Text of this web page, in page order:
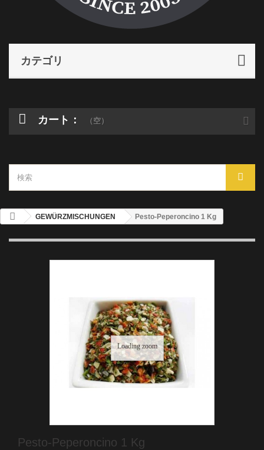
カテゴリ
カート： （空）
GEWÜRZMISCHUNGEN Pesto-Peperoncino 1 Kg
Loading zoom
Pesto-Peperoncino 1 Kg